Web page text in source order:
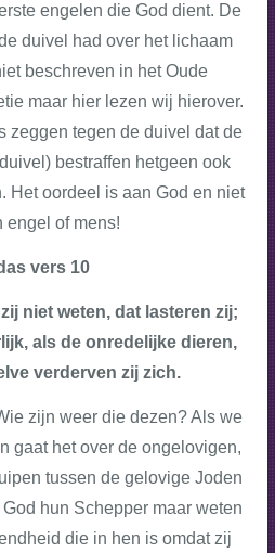
engelen die God dient. De
duivel had over het lichaam
beschreven in het Oude
maar hier lezen wij hierover.
zeggen tegen de duivel dat de
bestraffen hetgeen ook
Het oordeel is aan God en niet
engel of mens!
vers 10
niet weten, dat lasteren zij;
als de onredelijke dieren,
verderven zij zich.
zijn weer die dezen? Als we
gaat het over de ongelovigen,
tussen de gelovige Joden
hun Schepper maar weten
die in hen is omdat zij